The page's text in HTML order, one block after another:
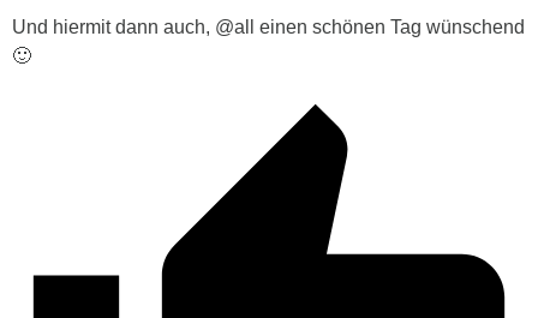
Und hiermit dann auch, @all einen schönen Tag wünschend
🙂